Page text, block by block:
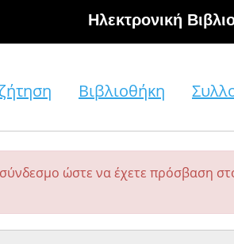
Hλεκτρονική
Βιβλιοθήκη
ώστε να έχετε πρόσβαση